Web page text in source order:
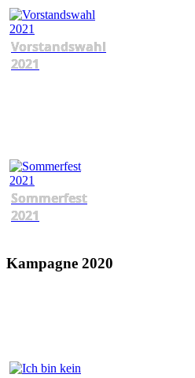
Vorstandswahl
2021
Sommerfest
2021
Kampagne 2020